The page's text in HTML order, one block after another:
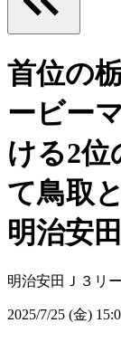
首位の
ービー
ける2位
て鳥取
明治安
明治安田Ｊ３リ
2025/7/25 (金)